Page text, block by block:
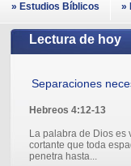
» Estudios Bíblicos »
Lectura de hoy
Separaciones
Hebreos 4:12-13
La palabra de Dios es
cortante que toda
penetra hasta...